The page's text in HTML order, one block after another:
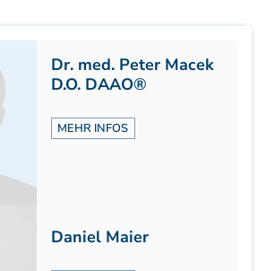
Modul 8
Manuelle Medizin
Taping
am Gerät
Education
I
Dr. med. Peter Macek
D.O. DAAO®
MEHR INFOS
Daniel Maier